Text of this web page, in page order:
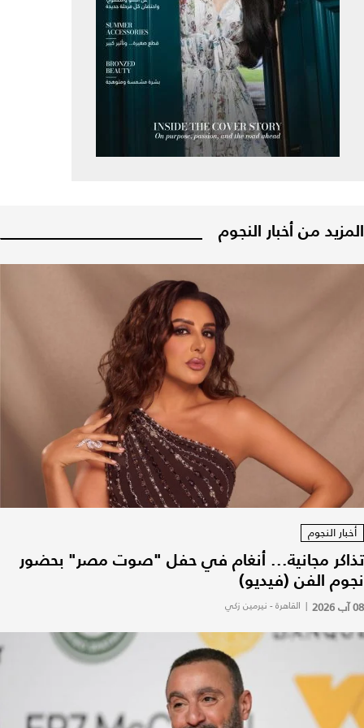
المزيد من أخبار النجوم
أخبار النجوم
تذاكر مجانية... أنغام في حفل "صوت مصر" بحضور
نجوم الفن (فيديو)
08 آب 2026 | القاهرة - نيرمين زكي